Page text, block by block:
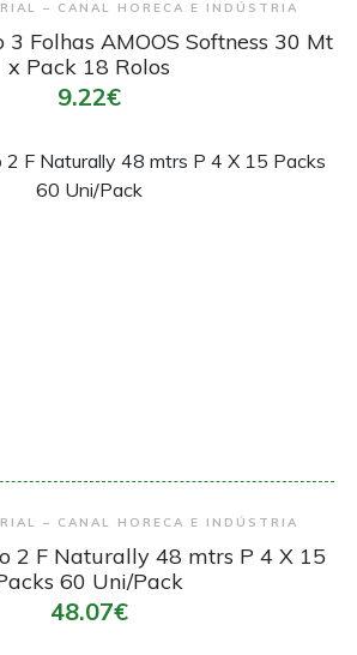
– CANAL HORECA E INDÚSTRIA
Folhas AMOOS Softness 30 Mt
x Pack 18 Rolos
9.22€
Encomendar
– CANAL HORECA E INDÚSTRIA
2 F Naturally 48 mtrs P 4 X 15
60 Uni/Pack
48.07€